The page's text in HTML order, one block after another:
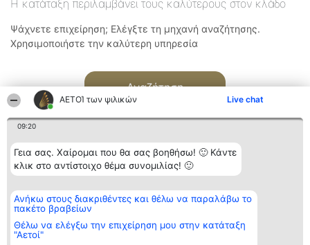
ΑΕΤΟΊ των ψιλικών Live chat
09:20
Γεια σας. Χαίρομαι που θα σας βοηθήσω! 🙂 Κάντε
κλικ στο αντίστοιχο θέμα συνομιλίας! 🙂
Ανήκω στους διακριθέντες και θέλω να παραλάβω το
πακέτο βραβείων
Θέλω να ελέγξω την επιχείρηση μου στην κατάταξη
"Αετοί"
Η κατάταξη περιλαμβάνει τους καλύτερους στον κλάδο
Ψάχνετε επιχείρηση; Ελέγξτε τη μηχανή αναζήτησης.
Χρησιμοποιήστε την καλύτερη υπηρεσία
Αναζήτηση
Διοργανωτής της
κατάταξης
BEAUTIFUL COMPANY
ΤΗΛ. ΕΠΙΚΟΙΝΩΝΙΑΣ:
2104128019
Κατάταξη
Διακριθέντες
των
διακριθέντων
Επικοινωνία
Επικοινωνία